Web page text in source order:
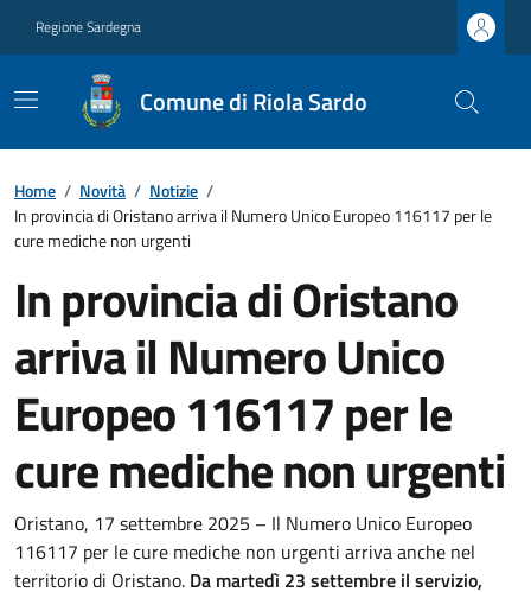
Regione Sardegna
Comune di Riola Sardo
Home / Novità / Notizie /
In provincia di Oristano arriva il Numero Unico Europeo 116117 per le
cure mediche non urgenti
In provincia di Oristano
arriva il Numero Unico
Europeo 116117 per le
cure mediche non urgenti
Oristano, 17 settembre 2025 – Il Numero Unico Europeo
116117 per le cure mediche non urgenti arriva anche nel
territorio di Oristano. Da martedì 23 settembre il servizio,